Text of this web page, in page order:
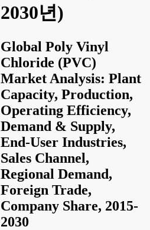
2030년)
Global Poly Vinyl
Chloride (PVC)
Market Analysis: Plant
Capacity, Production,
Operating Efficiency,
Demand & Supply,
End-User Industries,
Sales Channel,
Regional Demand,
Foreign Trade,
Company Share, 2015-
2030